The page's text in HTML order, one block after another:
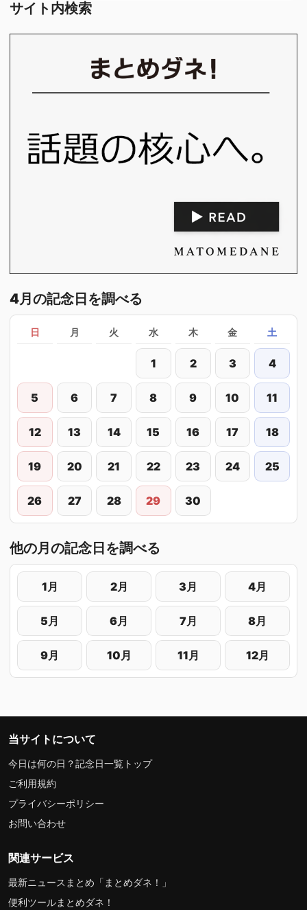
サイト内検索
4月の記念日を調べる
日 月 火 水 木 金 土
1 2 3 4
5 6 7 8 9 10 11
12 13 14 15 16 17 18
19 20 21 22 23 24 25
26 27 28 29 30
他の月の記念日を調べる
1月 2月 3月 4月
5月 6月 7月 8月
9月 10月 11月 12月
当サイトについて
今日は何の日？記念日一覧トップ
ご利用規約
プライバシーポリシー
お問い合わせ
関連サービス
最新ニュースまとめ「まとめダネ！」
便利ツールまとめダネ！